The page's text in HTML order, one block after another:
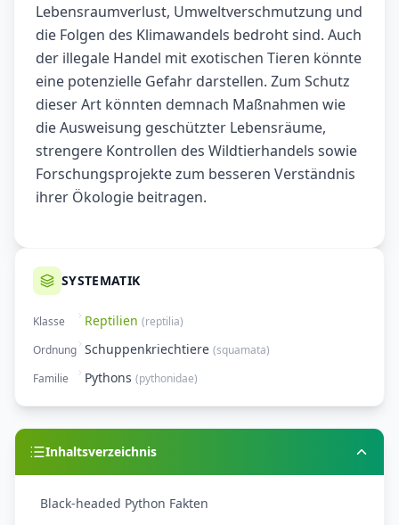
Lebensraumverlust, Umweltverschmutzung und
die Folgen des Klimawandels bedroht sind. Auch
der illegale Handel mit exotischen Tieren könnte
eine potenzielle Gefahr darstellen. Zum Schutz
dieser Art könnten demnach Maßnahmen wie
die Ausweisung geschützter Lebensräume,
strengere Kontrollen des Wildtierhandels sowie
Forschungsprojekte zum besseren Verständnis
ihrer Ökologie beitragen.
SYSTEMATIK
Klasse Reptilien (reptilia)
Ordnung Schuppenkriechtiere (squamata)
Familie
Pythons (pythonidae)
Inhaltsverzeichnis
Black-headed Python Fakten